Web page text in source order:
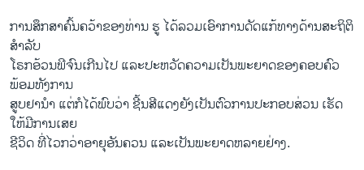
ການສຶກສາຄົ້ນຄວ້າຂອງທ່ານ ຮູ ໄດ້ລວມເອົາການດັດ​ແກ້ທາງດ້ານສະຖິຕິ
ສໍາລັບ
ໂຣກອ້ວນພີຈົນເກີນໄປ ແລະປະຫວັດຄວາມ​ເປັນ​ພະຍາດຂອງຄອບຄົວ
ພ້ອມທັງການ
ສູບຢານໍາ ​ແຕ່​ກໍ​ໄດ້ພົບວ່າ ຊີ້ນສີແດງຍັງເປັນຕົວການປະກອບສ່ວນ ເຮັດ
ໃຫ້ມີການເສຍ
ຊີວິດ ທີ່ໄວກວ່າອາຍຸອັນຄວນ ແລະ​ເປັນພະຍາດຫລາຍ​ຢ່າງ.